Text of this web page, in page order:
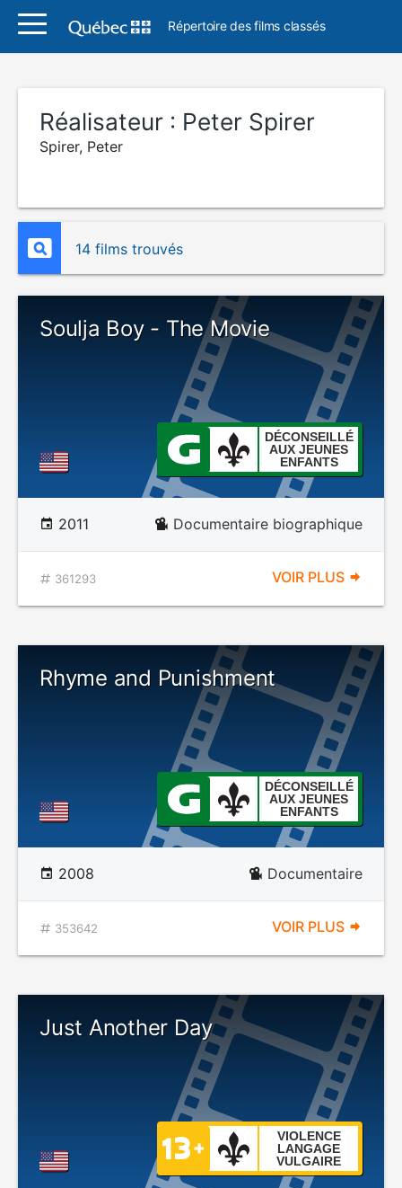
Répertoire des films classés
Réalisateur : Peter Spirer
Spirer, Peter
14 films trouvés
Soulja Boy - The Movie
DÉCONSEILLÉ
AUX JEUNES
ENFANTS
2011 Documentaire biographique
361293 VOIR PLUS
Rhyme and Punishment
DÉCONSEILLÉ
AUX JEUNES
ENFANTS
2008 Documentaire
353642 VOIR PLUS
Just Another Day
VIOLENCE
LANGAGE
VULGAIRE